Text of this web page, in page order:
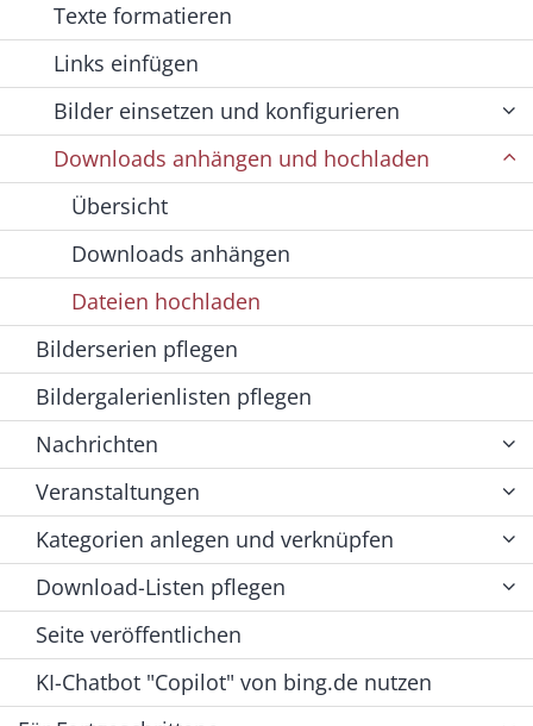
Texte formatieren
Links einfügen
Bilder einsetzen und konfigurieren
Downloads anhängen und hochladen
Übersicht
Downloads anhängen
Dateien hochladen
Bilderserien pflegen
Bildergalerienlisten pflegen
Nachrichten
Veranstaltungen
Kategorien anlegen und verknüpfen
Download-Listen pflegen
Seite veröffentlichen
KI-Chatbot "Copilot" von bing.de nutzen